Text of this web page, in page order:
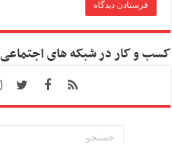
کسب و کار در شبکه های اجتماعی